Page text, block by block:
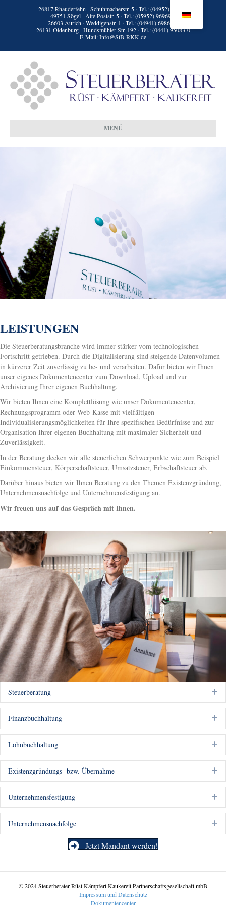
26817 Rhauderfehn · Schuhmacherstr. 5 · Tel.:(04952) 9398-0
49751 Sögel · Alte Poststr. 5 · Tel.:(05952) 96969-0
26603 Aurich · Weddigenstr. 1 · Tel.:(04941) 69861-0
26131 Oldenburg · Hundsmühler Str. 192 · Tel.:(0441) 95083-0
E-Mail:Info@StB-RKK.de
MENÜ
LEISTUNGEN
Die Steuerberatungsbranche wird immer stärker vom technologischen
Fortschritt getrieben. Durch die Digitalisierung sind steigende Datenvolumen
in kürzerer Zeit zuverlässig zu be- und verarbeiten. Dafür bieten wir Ihnen
unser eigenes Dokumentencenter zum Download, Upload und zur
Archivierung Ihrer eigenen Buchhaltung.
Wir bieten Ihnen eine Komplettlösung wie unser Dokumentencenter,
Rechnungsprogramm oder Web-Kasse mit vielfältigen
Individualisierungsmöglichkeiten für Ihre spezifischen Bedürfnisse und zur
Organisation Ihrer eigenen Buchhaltung mit maximaler Sicherheit und
Zuverlässigkeit.
In der Beratung decken wir alle steuerlichen Schwerpunkte wie zum Beispiel
Einkommensteuer, Körperschaftsteuer, Umsatzsteuer, Erbschaftsteuer ab.
Darüber hinaus bieten wir Ihnen Beratung zu den Themen Existenzgründung,
Unternehmensnachfolge und Unternehmensfestigung an.
Wir freuen uns auf das Gespräch mit Ihnen.
Steuerberatung
Finanzbuchhaltung
Lohnbuchhaltung
Existenzgründungs- bzw. Übernahme
Unternehmensfestigung
Unternehmensnachfolge
Jetzt Mandant werden!
© 2024 Steuerberater Rüst Kämpfert Kaukereit Partnerschaftsgesellschaft mbB
Impressum und Datenschutz
Dokumentencenter